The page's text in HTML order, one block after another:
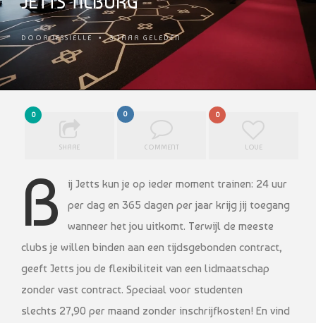
DOORJESSIELLE •3 JAAR GELEDEN
0
SHARE
0
COMMENT
0
LOVE
B
ij Jetts kun je op ieder moment trainen: 24 uur
per dag en 365 dagen per jaar krijg jij toegang
wanneer het jou uitkomt. Terwijl de meeste
clubs je willen binden aan een tijdsgebonden contract,
geeft Jetts jou de flexibiliteit van een lidmaatschap
zonder vast contract. Speciaal voor studenten
slechts 27,90 per maand zonder inschrijfkosten! En vind